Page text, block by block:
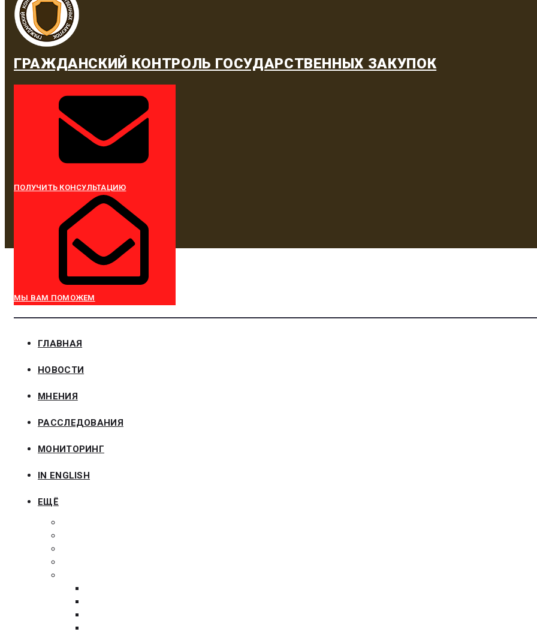
ГРАЖДАНСКИЙ КОНТРОЛЬ ГОСУДАРСТВЕННЫХ ЗАКУПОК
ПОЛУЧИТЬ КОНСУЛЬТАЦИЮ
МЫ ВАМ ПОМОЖЕМ
ГЛАВНАЯ
НОВОСТИ
МНЕНИЯ
РАССЛЕДОВАНИЯ
МОНИТОРИНГ
IN ENGLISH
ЕЩЁ